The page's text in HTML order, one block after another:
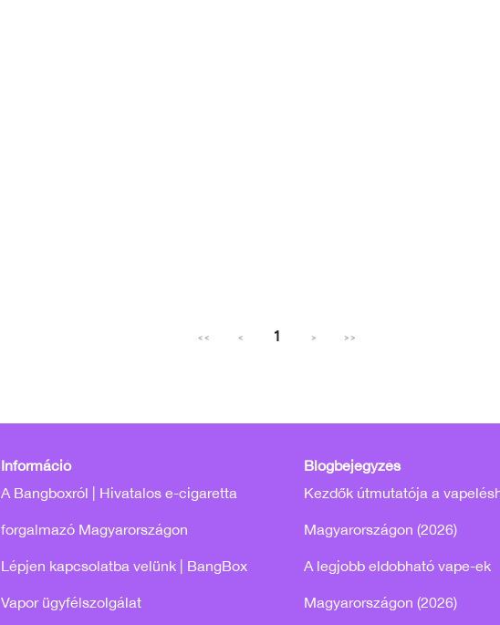
<< < 1 > >>
Információ
A Bangboxról | Hivatalos e-cigaretta
forgalmazó Magyarországon
Lépjen kapcsolatba velünk | BangBox
Vapor ügyfélszolgálat
Blogbejegyzés
Kezdők útmutatója a
Magyarországon (2026)
A legjobb eldobható vape-ek
Magyarországon (2026)